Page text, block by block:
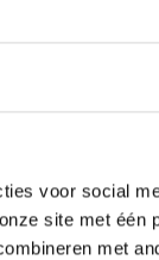
voor social
site met één
met
komen te
geconfronteerd